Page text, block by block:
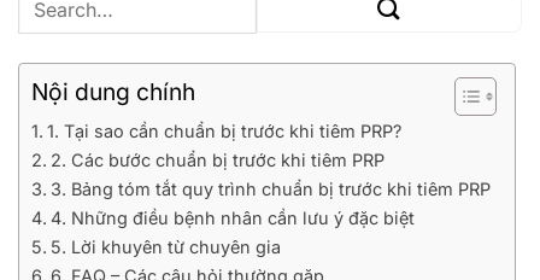
Nội dung chính
1. Tại sao cần chuẩn bị trước khi tiêm PRP?
2. Các bước chuẩn bị trước khi tiêm PRP
3. Bảng tóm tắt quy trình chuẩn bị trước khi tiêm PRP
4. Những điều bệnh nhân cần lưu ý đặc biệt
5. Lời khuyên từ chuyên gia
6. FAQ – Các câu hỏi thường gặp